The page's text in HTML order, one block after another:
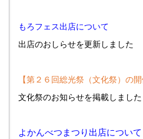
もろフェス出店について
出店のおしらせを更新しました
【第２６回総光祭（文化祭）の開
文化祭のお知らせを掲載しました
よかんべつまつり出店について